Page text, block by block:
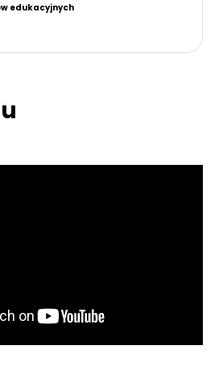
edukacyjnych